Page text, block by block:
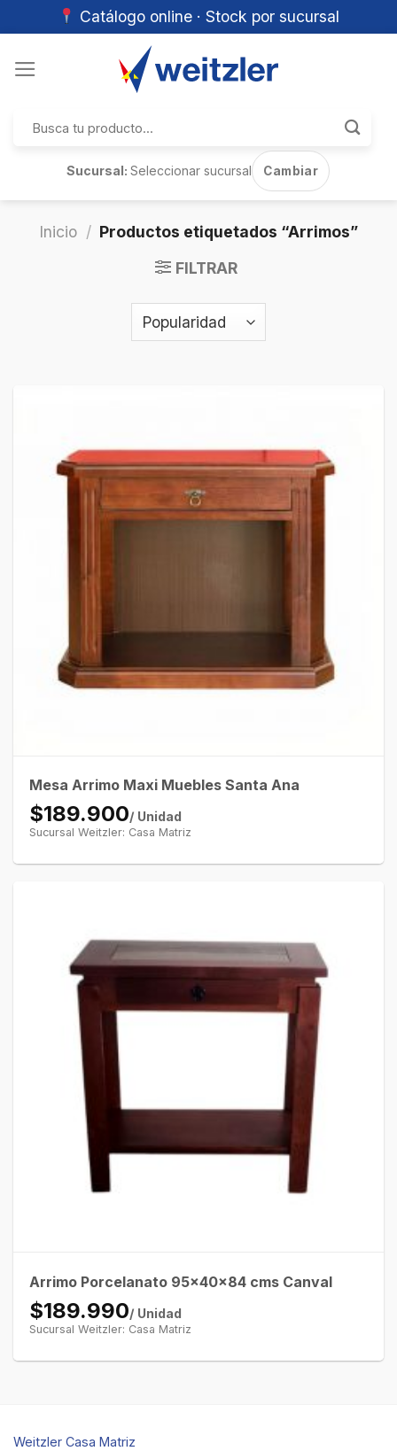
Catálogo online · Stock por sucursal
por:
Sucursal:Seleccionar sucursal Cambiar
Inicio / Productos etiquetados “Arrimos”
FILTRAR
Mesa Arrimo Maxi Muebles Santa Ana
$189.900/ Unidad
Sucursal Weitzler: Casa Matriz
Arrimo Porcelanato 95x40x84 cms Canval
$189.990/ Unidad
Sucursal Weitzler: Casa Matriz
Weitzler Casa Matriz